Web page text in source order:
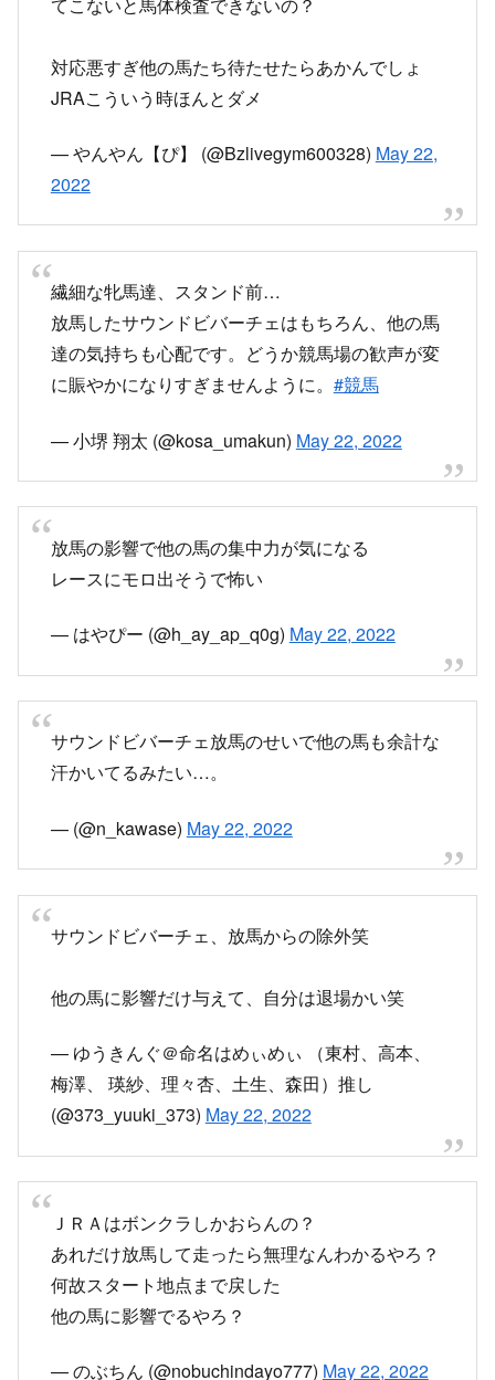
えっ？放馬した馬捕まえてスタート地点まで戻っ
てこないと馬体検査できないの？
対応悪すぎ他の馬たち待たせたらあかんでしょ
JRAこういう時ほんとダメ
2022
繊細な牝馬達、スタンド前…
達の気持ちも心配です。どうか競馬場の歓声が変
に賑やかになりすぎませんように。#競馬
— 小堺 翔太 (@kosa_umakun)May 22, 2022
— はやぴー (@h_ay_ap_q0g)May 22, 2022
サウンドビバーチェ放馬のせいで他の馬も余計な
汗かいてるみたい…。
— (@n_kawase) May 22, 2022
サウンドビバーチェ、放馬からの除外笑
他の馬に影響だけ与えて、自分は退場かい笑
— ゆうきんぐ＠命名はめぃめぃ （東村、高本、
梅澤、 瑛紗、理々杏、土生、森田）推し
(@373_yuuki_373)May 22, 2022
ＪＲＡはボンクラしかおらんの？